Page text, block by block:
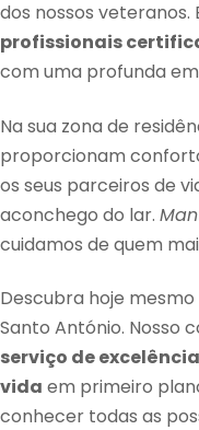
dos nossos veteranos.
profissionais
com uma profunda
Na sua zona de
proporcionam
os seus parceiros de
aconchego do lar.
cuidamos de quem
Descubra hoje
Santo António. Nosso
serviço de excelência
vida em primeiro
conhecer todas as